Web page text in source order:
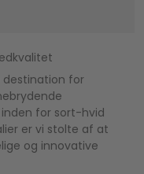
destination for
inden for sort-hvid
er vi stolte af at
og innovative